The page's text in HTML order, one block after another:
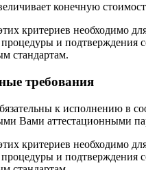
конечную
критериев необходимо
и подтверждения
стандартам.
требования
к исполнению в
Вами аттестационными
критериев необходимо
и подтверждения